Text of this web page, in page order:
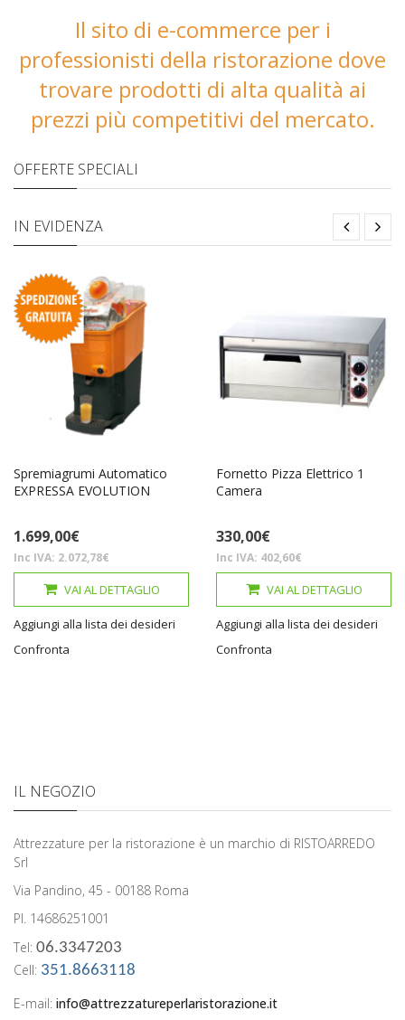
Il sito di e-commerce per i
professionisti della ristorazione dove
trovare prodotti di alta qualità ai
prezzi più competitivi del mercato.
OFFERTE SPECIALI
IN EVIDENZA
Spremiagrumi Automatico
EXPRESSA EVOLUTION
1.699,00€
Inc IVA: 2.072,78€
VAI AL DETTAGLIO
Aggiungi alla lista dei desideri
Confronta
Fornetto Pizza Elettrico 1
Camera
330,00€
Inc IVA: 402,60€
VAI AL DETTAGLIO
Aggiungi alla lista dei desideri
Confronta
IL NEGOZIO
Attrezzature per la ristorazione è un marchio di RISTOARREDO
Srl
Via Pandino, 45 - 00188 Roma
PI. 14686251001
Tel: 06.3347203
Cell: 351.8663118
E-mail: info@attrezzatureperlaristorazione.it